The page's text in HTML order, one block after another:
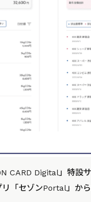
CARD Digital」特設
「セゾンPortal」か